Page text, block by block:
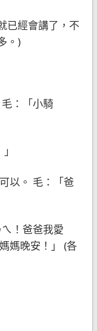
已經會講了，不
。)
：「小騎
以。 毛：「爸
！爸爸我愛
媽晚安！」 (各